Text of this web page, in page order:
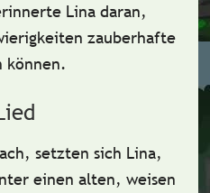
Lina daran,
zauberhafte
können.
setzten sich Lina,
einen alten, weisen